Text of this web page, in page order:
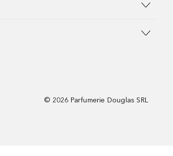
© 2026 Parfumerie Douglas SRL